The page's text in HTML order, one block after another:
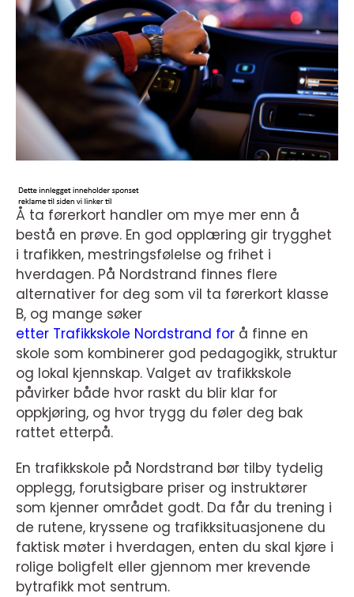
Å ta førerkort handler om mye mer enn å
bestå en prøve. En god opplæring gir trygghet
i trafikken, mestringsfølelse og frihet i
hverdagen. På Nordstrand finnes flere
alternativer for deg som vil ta førerkort klasse
B, og mange søker
etter Trafikkskole Nordstrand for å finne en
skole som kombinerer god pedagogikk, struktur
og lokal kjennskap. Valget av trafikkskole
påvirker både hvor raskt du blir klar for
oppkjøring, og hvor trygg du føler deg bak
rattet etterpå.
En trafikkskole på Nordstrand bør tilby tydelig
opplegg, forutsigbare priser og instruktører
som kjenner området godt. Da får du trening i
de rutene, kryssene og trafikksituasjonene du
faktisk møter i hverdagen, enten du skal kjøre i
rolige boligfelt eller gjennom mer krevende
bytrafikk mot sentrum.